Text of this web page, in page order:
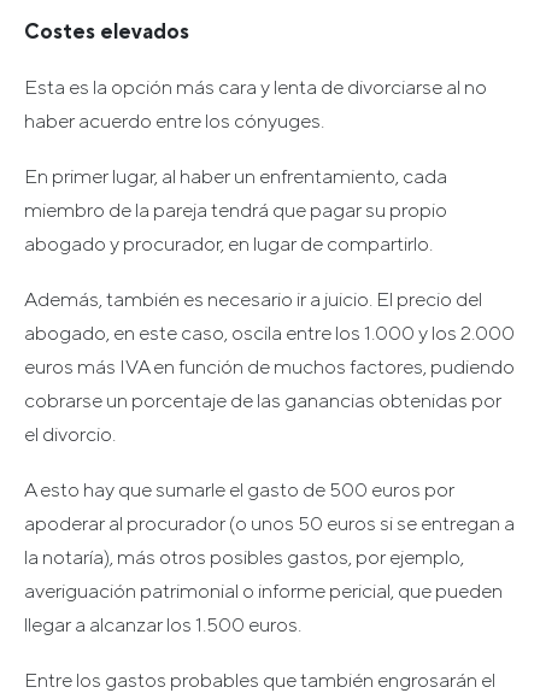
Costes elevados
Esta es la opción más cara y lenta de divorciarse al no
haber acuerdo entre los cónyuges.
En primer lugar, al haber un enfrentamiento, cada
miembro de la pareja tendrá que pagar su propio
abogado y procurador, en lugar de compartirlo.
Además, también es necesario ir a juicio. El precio del
abogado, en este caso, oscila entre los 1.000 y los 2.000
euros más IVA en función de muchos factores, pudiendo
cobrarse un porcentaje de las ganancias obtenidas por
el divorcio.
A esto hay que sumarle el gasto de 500 euros por
apoderar al procurador (o unos 50 euros si se entregan a
la notaría), más otros posibles gastos, por ejemplo,
averiguación patrimonial o informe pericial, que pueden
llegar a alcanzar los 1.500 euros.
Entre los gastos probables que también engrosarán el